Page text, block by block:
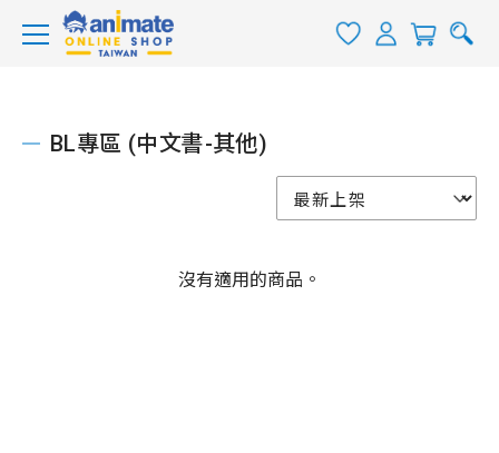
BL專區 (中文書-其他)
沒有適用的商品。